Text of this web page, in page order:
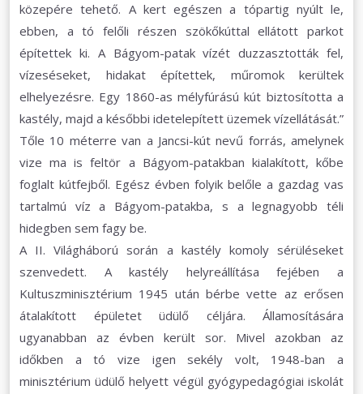
közepére tehető. A kert egészen a tópartig nyúlt le,
ebben, a tó felőli részen szökőkúttal ellátott parkot
építettek ki. A Bágyom-patak vízét duzzasztották fel,
vízeséseket, hidakat építettek, műromok kerültek
elhelyezésre. Egy 1860-as mélyfúrású kút biztosította a
kastély, majd a későbbi idetelepített üzemek vízellátását.”
Tőle 10 méterre van a Jancsi-kút nevű forrás, amelynek
vize ma is feltör a Bágyom-patakban kialakított, kőbe
foglalt kútfejből. Egész évben folyik belőle a gazdag vas
tartalmú víz a Bágyom-patakba, s a legnagyobb téli
hidegben sem fagy be.
A II. Világháború során a kastély komoly sérüléseket
szenvedett. A kastély helyreállítása fejében a
Kultuszminisztérium 1945 után bérbe vette az erősen
átalakított épületet üdülő céljára. Államosítására
ugyanabban az évben került sor. Mivel azokban az
időkben a tó vize igen sekély volt, 1948-ban a
minisztérium üdülő helyett végül gyógypedagógiai iskolát